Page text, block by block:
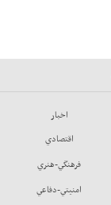
اخبار
اقتصادي
فرهنگي-هنري
امنيتي-دفاعي